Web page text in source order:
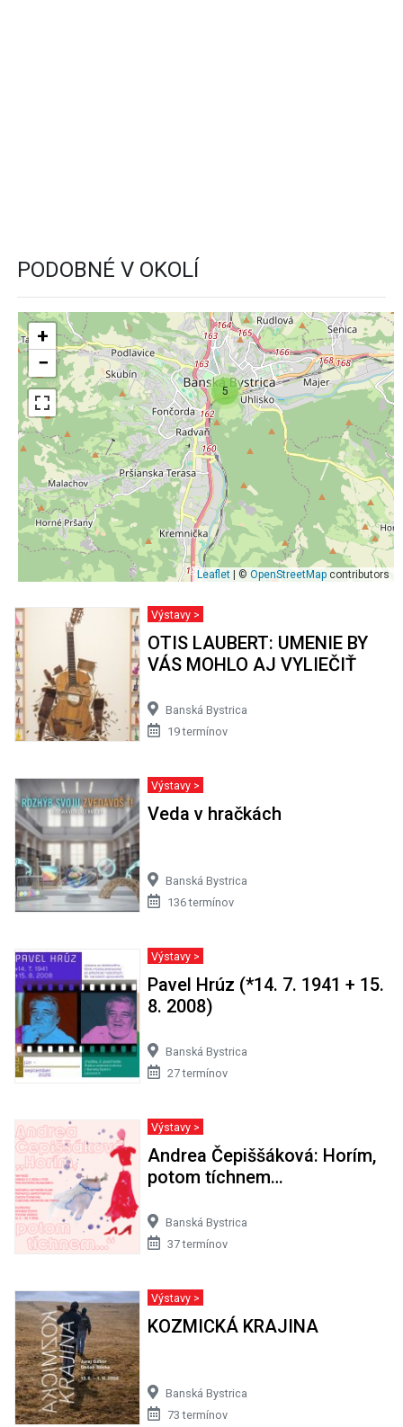
PODOBNÉ V OKOLÍ
5
+
−
Leaflet | © OpenStreetMap contributors
Výstavy >
OTIS LAUBERT: UMENIE BY
VÁS MOHLO AJ VYLIEČIŤ
Banská Bystrica
19 termínov
Výstavy >
Veda v hračkách
Banská Bystrica
136 termínov
Výstavy >
Pavel Hrúz (*14. 7. 1941 + 15.
8. 2008)
Banská Bystrica
27 termínov
Výstavy >
Andrea Čepiššáková: Horím,
potom tíchnem…
Banská Bystrica
37 termínov
Výstavy >
KOZMICKÁ KRAJINA
Banská Bystrica
73 termínov